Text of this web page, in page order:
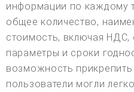
информации по каждому
общее количество,
стоимость, включая
параметры и сроки
возможность
пользователи могли